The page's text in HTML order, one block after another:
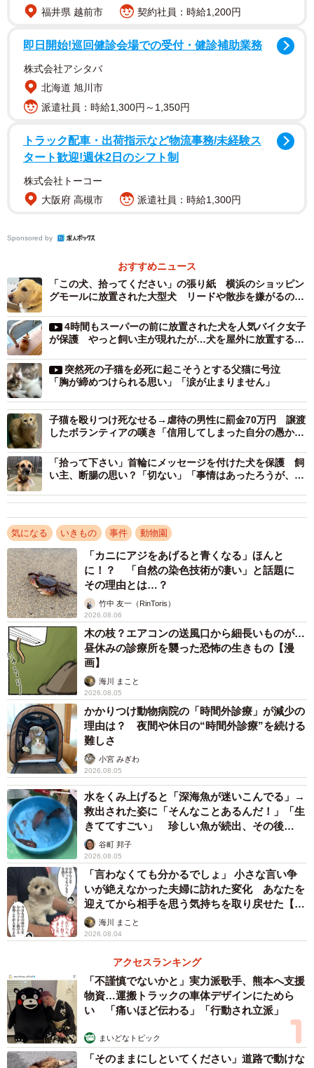
末にする行為に怒りを感じながら今回の出来事を白輪園長
嘆く人たちからたくさんのコメントが寄せられました。
「残酷すぎる…寒かっただろうに…命があるんだ
から、こんな事しちゃいけないよ！」
んな事しちゃいけないよ！」
が離れたら死んでも構わないとでも思ってるんですか
ね」
「同一人物の放棄かはわかりませんが、先日も、同じ静岡
市で、駿河健康ランドの裏の海岸で、レオパが放されてい
たのを保護された方がいらっしゃいました。生きながらえ
る気候じゃない環境におくだなんて、愛情、なかったのか
な…」
多くの人たちの怒りに触れたトカゲの送り付け行為。白輪
園長にお話を聞きました。
2/3
冷え切っていたトカゲを本社スタッフが温めて命をつないだという(白輪
園長提供)
片目が開かないトカゲは変温動物、気温が低く死
ぬところだった…
──今回のように無断にトカゲなどを送り付けられたことは
過去にありますか？
「何も言わずにいきなり送ってくることはこれまでもあり
ました。うちは爬虫類や両生類などの引き取りをやってお
り、事前に相談してくれれば全て引き取ると言っているの
に…」
──勝手に送られてきたわけですね。
「はい、勝手に送られてくるのはめったにない。そのたび
──伝票には依頼主の住所や携帯番号が書かれているようで
すが。
「発送人の番号に掛けても出ません。つながらないんで
す。とにかく警察には拾得物として届け出ました」
福井県 越前市
契約社員：時給1,200円
即日開始!巡回健診会場での受付・健診補助業務
株式会社アシタバ
北海道 旭川市
派遣社員：時給1,300円～1,350円
トラック配車・出荷指示など物流事務/未経験ス
タート歓迎!週休2日のシフト制
株式会社トーコー
大阪府 高槻市
派遣社員：時給1,300円
Sponsored by
おすすめニュース
「この犬、拾ってください」の張り紙 横浜のショッピン
グモールに放置された大型犬 リードや散歩を嫌がるのは
4時間もスーパーの前に放置された犬を人気バイク女子
が保護 やっと飼い主が現れたが…犬を屋外に放置する危
突然死の子猫を必死に起こそうとする父猫に号泣
「胸が締めつけられる思い」「涙が止まりません」
子猫を殴りつけ死なせる→虐待の男性に罰金70万円 譲渡
したボランティアの嘆き「信用してしまった自分の愚かさ
「拾って下さい」首輪にメッセージを付けた犬を保護 飼
い主、断腸の思い？「切ない」「事情はあったろうが、遺
気になる いきもの 事件 動物園
「カニにアジをあげると青くなる」ほんと
に！？ 「自然の染色技術が凄い」と話題に
その理由とは…？
竹中 友一（RinToris）
2026.08.06
木の枝？エアコンの送風口から細長いものが…
昼休みの診療所を襲った恐怖の生きもの【漫
画】
海川 まこと
2026.08.05
かかりつけ動物病院の「時間外診療」が減少の
理由は？ 夜間や休日の“時間外診療”を続ける
難しさ
小宮 みぎわ
2026.08.05
水をくみ上げると「深海魚が迷いこんでる」→
救出された姿に「そんなことあるんだ！」「生
きててすごい」 珍しい魚が続出、その後
は……谷町 邦子
2026.08.05
「言わなくても分かるでしょ」 小さな言い争
いが絶えなかった夫婦に訪れた変化 あなたを
迎えてから相手を思う気持ちを取り戻せた【漫
画】海川 まこと
2026.08.04
アクセスランキング
「不謹慎でないかと」実力派歌手、熊本へ支援
物資…運搬トラックの車体デザインにためら
い 「痛いほど伝わる」「行動され立派」
まいどなトピック
「そのままにしといてください」道路で動けな